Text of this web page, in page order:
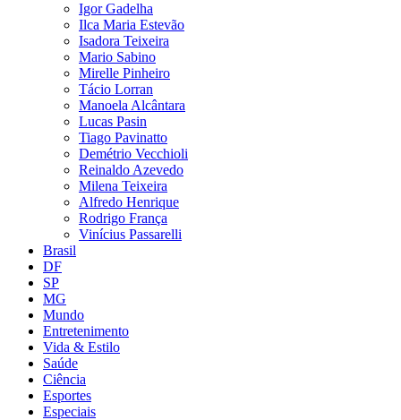
Igor Gadelha
Ilca Maria Estevão
Isadora Teixeira
Mario Sabino
Mirelle Pinheiro
Tácio Lorran
Manoela Alcântara
Lucas Pasin
Tiago Pavinatto
Demétrio Vecchioli
Reinaldo Azevedo
Milena Teixeira
Alfredo Henrique
Rodrigo França
Vinícius Passarelli
Brasil
DF
SP
MG
Mundo
Entretenimento
Vida & Estilo
Saúde
Ciência
Esportes
Especiais